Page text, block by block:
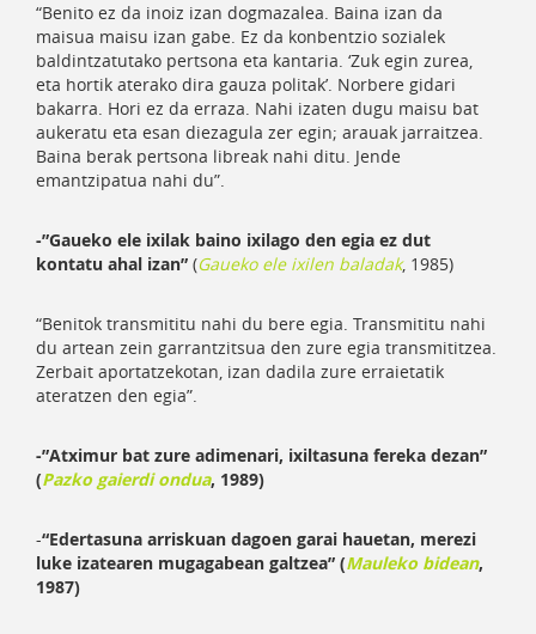
“Benito ez da inoiz izan dogmazalea. Baina izan da
maisua maisu izan gabe. Ez da konbentzio sozialek
baldintzatutako pertsona eta kantaria. ‘Zuk egin zurea,
eta hortik aterako dira gauza politak’. Norbere gidari
bakarra. Hori ez da erraza. Nahi izaten dugu maisu bat
aukeratu eta esan diezagula zer egin; arauak jarraitzea.
Baina berak pertsona libreak nahi ditu. Jende
emantzipatua nahi du”.
-”Gaueko ele ixilak baino ixilago den egia ez dut
kontatu ahal izan” (Gaueko ele ixilen baladak, 1985)
“Benitok transmititu nahi du bere egia. Transmititu nahi
du artean zein garrantzitsua den zure egia transmititzea.
Zerbait aportatzekotan, izan dadila zure erraietatik
ateratzen den egia”.
-”Atximur bat zure adimenari, ixiltasuna fereka dezan”
(Pazko gaierdi ondua, 1989)
-“Edertasuna arriskuan dagoen garai hauetan, merezi
luke izatearen mugagabean galtzea” (Mauleko bidean,
1987)